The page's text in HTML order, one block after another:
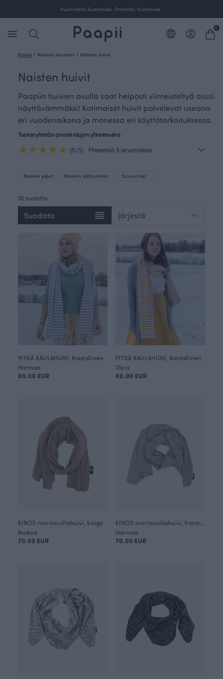
Ilmainen toimitus yli 100 € tilauksille Suomessa.
0
Naiset / Naisten asusteet / Naisten huivit
Naisten huivit
Paapiin huivien avulla saat helposti viimeisteltyä asusi
näyttävämmäksi! Kotimaiset huivit palvelevat useana
eri vuodenaikana ja monessa eri käyttötarkoituksessa.
Tuoteryhmän arvostelujen yhteenveto
(5/5) Yhteensä 5 arvostelua
Naisten pipot Naisten säärystimet Scrunchiet
32 tuotetta
Suodata
PITKÄ KAULAHUIVI, Raidallinen
Harmaa
80.00 EUR
PITKÄ KAULAHUIVI, Raidallinen
Okra
80.00 EUR
KINOS merinovillahuivi, beige
Ruskea
70.00 EUR
Harmaa
70.00 EUR